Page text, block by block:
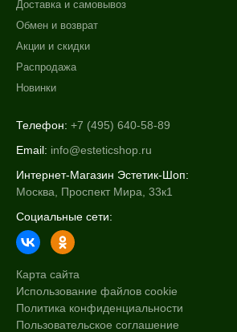
Доставка и самовывоз
Обмен и возврат
Акции и скидки
Распродажа
Новинки
Телефон: +7 (495) 640-58-89
Email: info@esteticshop.ru
Интернет-Магазин Эстетик-Шоп:
Москва, Проспект Мира, 33к1
Социальные сети:
Карта сайта
Использование файлов cookie
Политика конфиденциальности
Пользовательское соглашение